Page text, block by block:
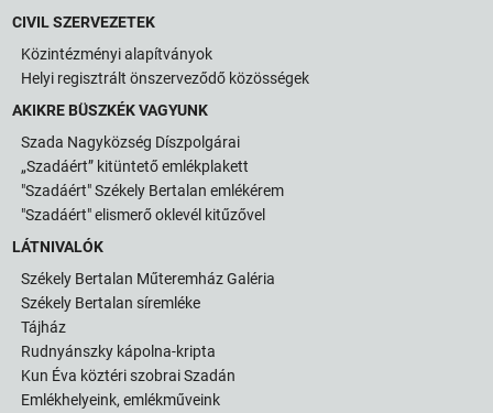
CIVIL SZERVEZETEK
Közintézményi alapítványok
Helyi regisztrált önszerveződő közösségek
AKIKRE BÜSZKÉK VAGYUNK
Szada Nagyközség Díszpolgárai
„Szadáért” kitüntető emlékplakett
"Szadáért" Székely Bertalan emlékérem
"Szadáért" elismerő oklevél kitűzővel
LÁTNIVALÓK
Székely Bertalan Műteremház Galéria
Székely Bertalan síremléke
Tájház
Rudnyánszky kápolna-kripta
Kun Éva köztéri szobrai Szadán
Emlékhelyeink, emlékműveink